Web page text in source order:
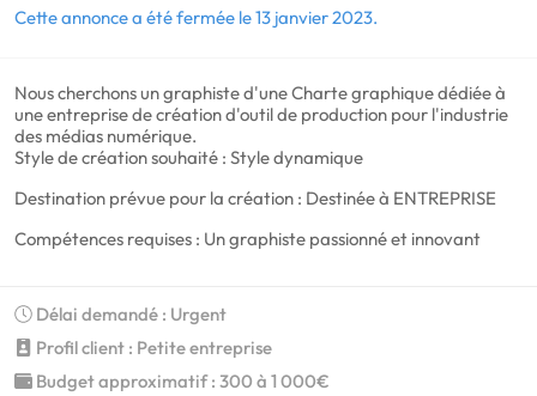
Cette annonce a été fermée le 13 janvier 2023.
Nous cherchons un graphiste d'une Charte graphique dédiée à
une entreprise de création d'outil de production pour l'industrie
des médias numérique.
Style de création souhaité : Style dynamique
Destination prévue pour la création : Destinée à ENTREPRISE
Compétences requises : Un graphiste passionné et innovant
Délai demandé : Urgent
Profil client : Petite entreprise
Budget approximatif : 300 à 1 000€